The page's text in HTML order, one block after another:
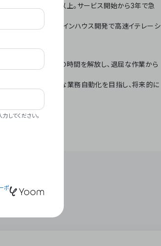
近成長率300%以上。サービス開始から3年で急
トフォームで完結。インハウス開発で高速イテレーシ
クノロジーで人々の時間を解放し、退屈な作業から
」 – 世界的な業務自動化を目指し、将来的に
してください。
ポ